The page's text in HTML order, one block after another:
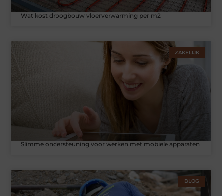
Wat kost droogbouw vloerverwarming per m2
ZAKELIJK
Slimme ondersteuning voor werken met mobiele apparaten
BLOG